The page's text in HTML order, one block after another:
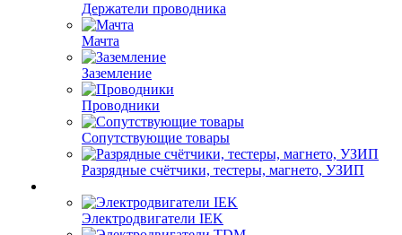
Держатели проводника
Мачта
Заземление
Проводники
Сопутствующие товары
Разрядные счётчики, тестеры, магнето, УЗИП
Электродвигатели IEK